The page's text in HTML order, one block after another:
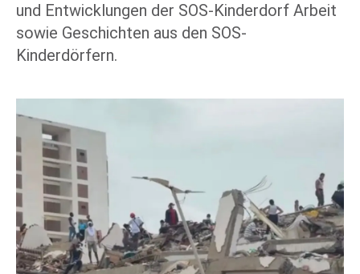
und Entwicklungen der SOS-Kinderdorf Arbeit
sowie Geschichten aus den SOS-
Kinderdörfern.